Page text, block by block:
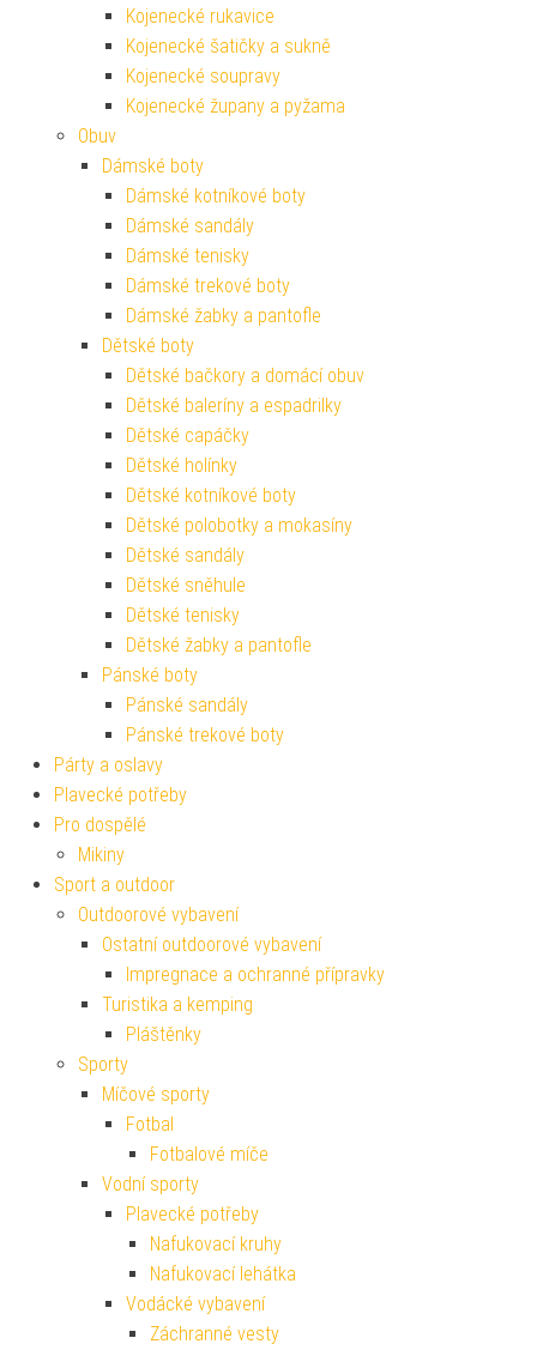
Kojenecké rukavice
Kojenecké šatičky a sukně
Kojenecké soupravy
Kojenecké župany a pyžama
Obuv
Dámské boty
Dámské kotníkové boty
Dámské sandály
Dámské tenisky
Dámské trekové boty
Dámské žabky a pantofle
Dětské boty
Dětské bačkory a domácí obuv
Dětské baleríny a espadrilky
Dětské capáčky
Dětské holínky
Dětské kotníkové boty
Dětské polobotky a mokasíny
Dětské sandály
Dětské sněhule
Dětské tenisky
Dětské žabky a pantofle
Pánské boty
Pánské sandály
Pánské trekové boty
Párty a oslavy
Plavecké potřeby
Pro dospělé
Mikiny
Sport a outdoor
Outdoorové vybavení
Ostatní outdoorové vybavení
Impregnace a ochranné přípravky
Turistika a kemping
Pláštěnky
Sporty
Míčové sporty
Fotbal
Fotbalové míče
Vodní sporty
Plavecké potřeby
Nafukovací kruhy
Nafukovací lehátka
Vodácké vybavení
Záchranné vesty